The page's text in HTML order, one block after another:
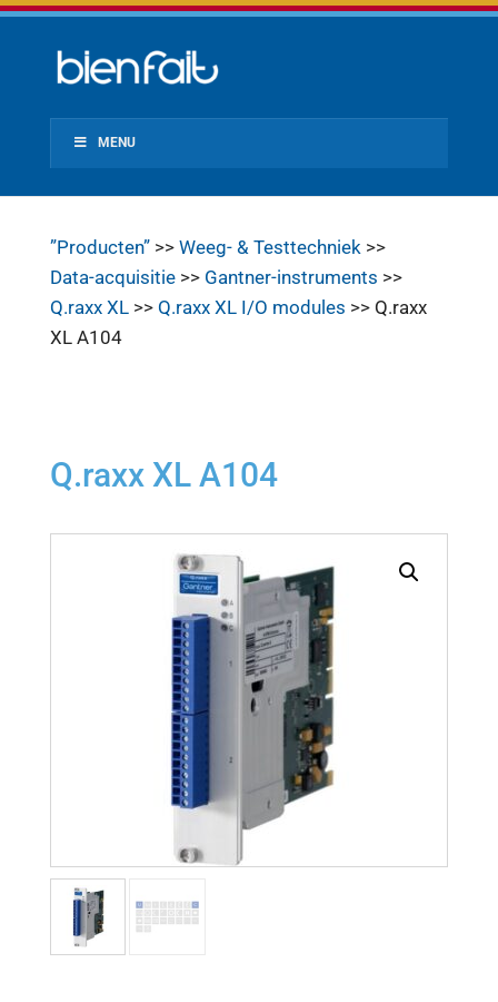
MENU
”Producten”>> Weeg- & Testtechniek>>
Data-acquisitie>> Gantner-instruments >>
Q.raxx XL>> Q.raxx XL I/O modules >> Q.raxx
XL A104
Q.raxx XL A104